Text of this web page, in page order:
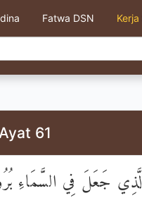
Fatwa DSN Kerja
61
جَعَلَ فِي السَّمَاءِ